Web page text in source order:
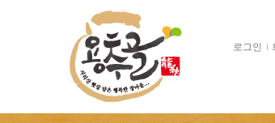
로그인